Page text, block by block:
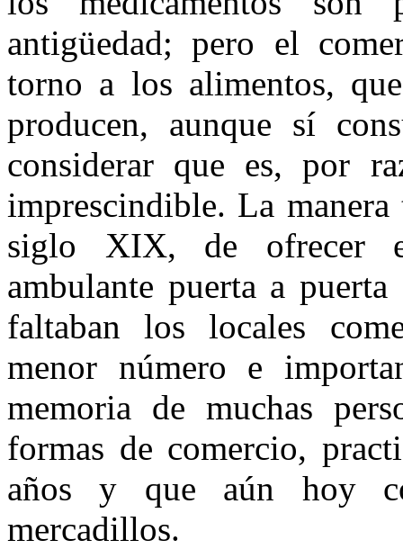
antigüedad; pero el
torno a los alimentos,
producen, aun­que sí
consi­derar que es, por
imprescindible. La
siglo XIX, de ofrecer
ambulante puerta a
faltaban los locales
menor número e
memoria de muchas
formas de comercio,
años y que aún hoy
mercadillos.